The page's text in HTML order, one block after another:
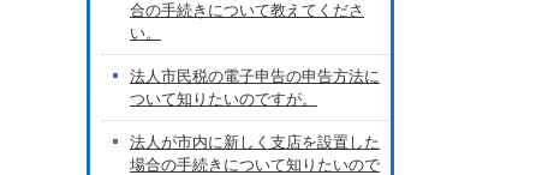
合の手続きについて教えてくださ
い。
法人市民税の電子申告の申告方法に
ついて知りたいのですが。
法人が市内に新しく支店を設置した
場合の手続きについて知りたいので